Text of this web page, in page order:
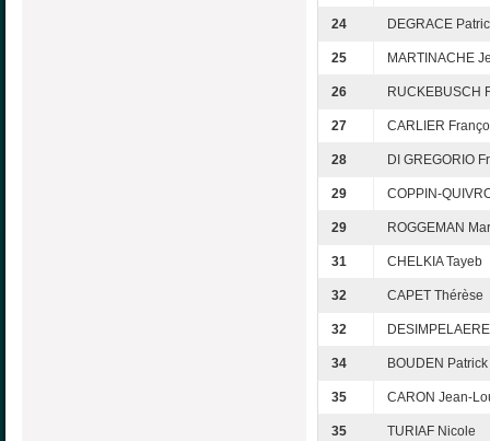
24 DEGRACE
25 MARTINACHE
26 RUCKEBUSCH
27 CARLIER
28 DI GREGORIO
29 COPPIN-
29 ROGGEMAN
31 CHELKIA Tayeb
32 CAPET Thérèse
32
34 BOUDEN Patrick
35 CARON Jean-
35 TURIAF Nicole